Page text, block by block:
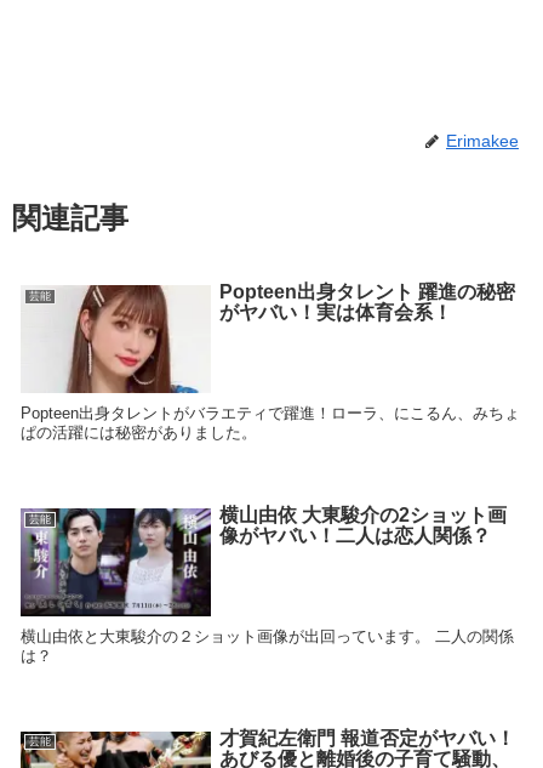
Erimakee
関連記事
芸能
Popteen出身タレント 躍進の秘密
がヤバい！実は体育会系！
Popteen出身タレントがバラエティで躍進！ローラ、にこるん、みちょ
ぱの活躍には秘密がありました。
芸能
横山由依 大東駿介の2ショット画
像がヤバい！二人は恋人関係？
横山由依と大東駿介の２ショット画像が出回っています。 二人の関係
は？
芸能
才賀紀左衛門 報道否定がヤバい！
あびる優と離婚後の子育て騒動、